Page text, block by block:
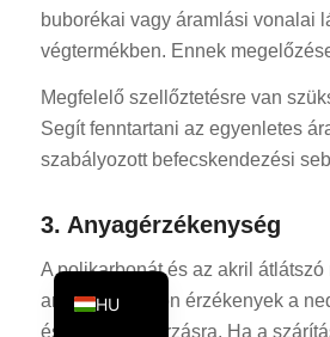
buborékai vagy áramlási vonalai
végtermékben. Ennek
Megfelelő szellőztetésre van
Segít fenntartani az egyenletes
szabályozott befecskendezési
3. Anyagérzékenység
A polikarbonát és az akril átlátszó
amelyek nagyon érzékenyek a
és az UV-sugárzásra. Ha a
HU
EN
IT
RU
PL